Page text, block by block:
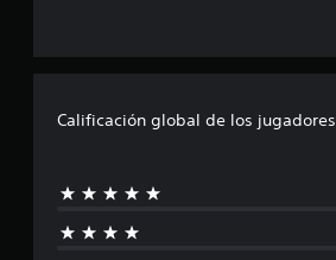
Calificación global de los jugadores